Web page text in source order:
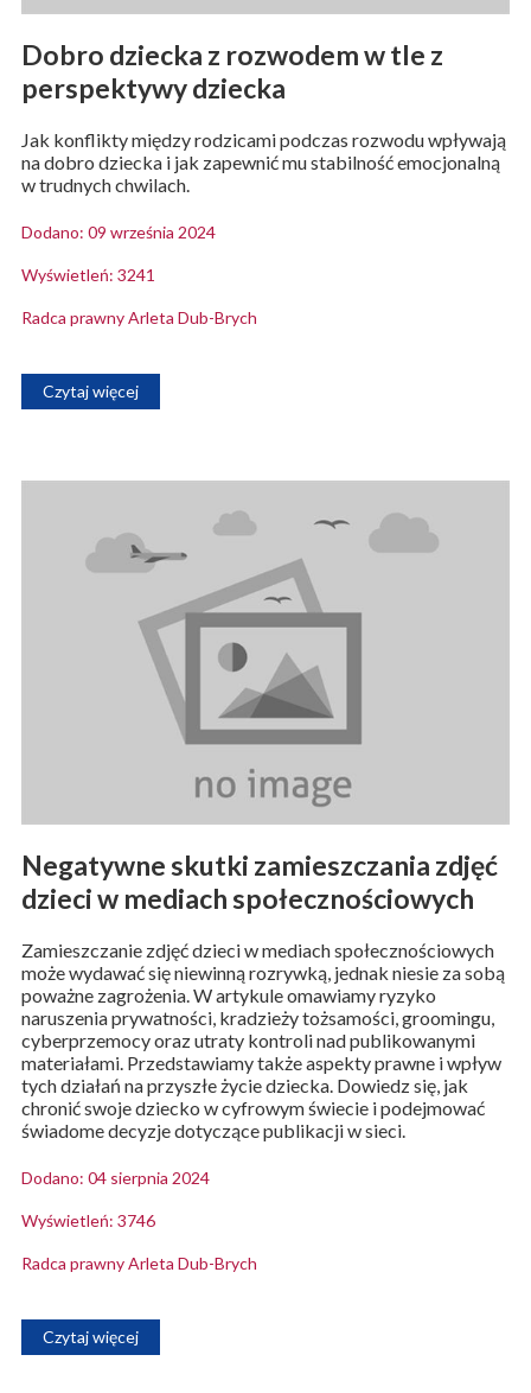
Dobro dziecka z rozwodem w tle z
perspektywy dziecka
Jak konflikty między rodzicami podczas rozwodu wpływają
na dobro dziecka i jak zapewnić mu stabilność emocjonalną
w trudnych chwilach.
Dodano: 09 września 2024
Wyświetleń: 3241
Radca prawny Arleta Dub-Brych
Czytaj więcej
Negatywne skutki zamieszczania zdjęć
dzieci w mediach społecznościowych
Zamieszczanie zdjęć dzieci w mediach społecznościowych
może wydawać się niewinną rozrywką, jednak niesie za sobą
poważne zagrożenia. W artykule omawiamy ryzyko
naruszenia prywatności, kradzieży tożsamości, groomingu,
cyberprzemocy oraz utraty kontroli nad publikowanymi
materiałami. Przedstawiamy także aspekty prawne i wpływ
tych działań na przyszłe życie dziecka. Dowiedz się, jak
chronić swoje dziecko w cyfrowym świecie i podejmować
świadome decyzje dotyczące publikacji w sieci.
Dodano: 04 sierpnia 2024
Wyświetleń: 3746
Radca prawny Arleta Dub-Brych
Czytaj więcej